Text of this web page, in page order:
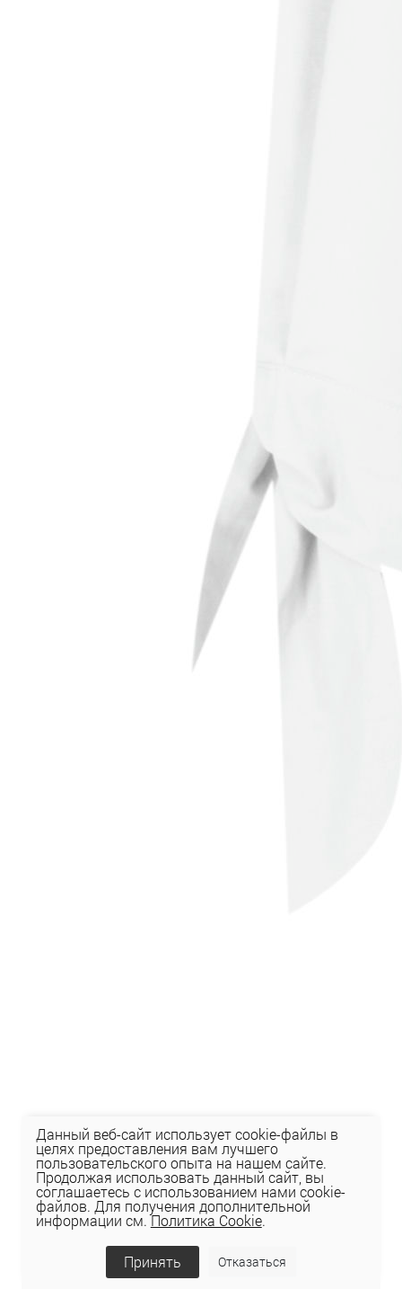
Данный веб-сайт использует cookie-файлы в
целях предоставления вам лучшего
пользовательского опыта на нашем сайте.
Продолжая использовать данный сайт, вы
соглашаетесь с использованием нами cookie-
файлов. Для получения дополнительной
информации см.Политика Cookie.
Принять Отказаться